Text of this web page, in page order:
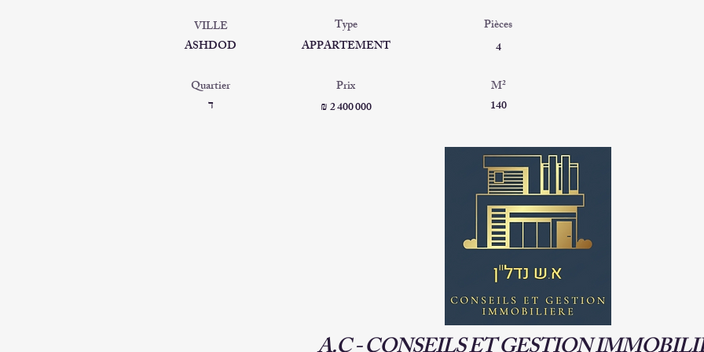
VILLE
ASHDOD
Type
APPARTEMENT
Quartier
ד
Prix
₪ 2 400 000
Pièces
4
M²
140